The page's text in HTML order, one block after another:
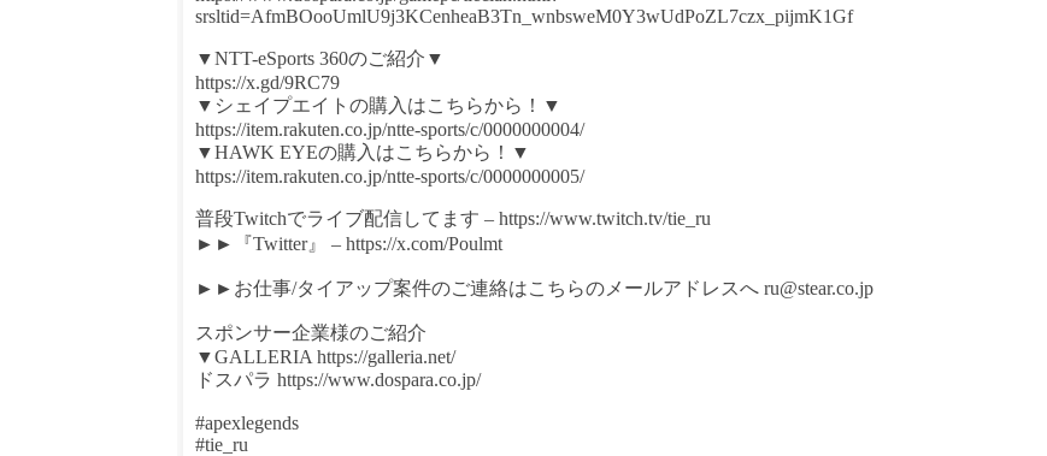
srsltid=AfmBOooUmlU9j3KCenheaB3Tn_wnbsweM0Y3wUdPoZL7czx_pijmK1Gf
▼NTT-eSports 360のご紹介▼
https://x.gd/9RC79
▼シェイプエイトの購入はこちらから！▼
https://item.rakuten.co.jp/ntte-sports/c/0000000004/
▼HAWK EYEの購入はこちらから！▼
https://item.rakuten.co.jp/ntte-sports/c/0000000005/
普段Twitchでライブ配信してます – https://www.twitch.tv/tie_ru
►►『Twitter』 – https://x.com/Poulmt
►►お仕事/タイアップ案件のご連絡はこちらのメールアドレスへ ru@stear.co.jp
スポンサー企業様のご紹介
▼GALLERIA https://galleria.net/
ドスパラ https://www.dospara.co.jp/
#apexlegends
#tie_ru